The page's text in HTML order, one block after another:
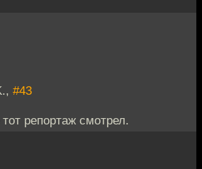
#43
репортаж смотрел.